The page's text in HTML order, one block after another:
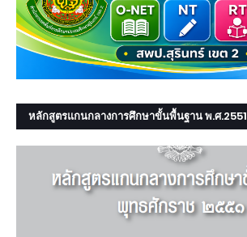
หลักสูตรแกนกลางการศึกษาขั้นพื้นฐาน พ.ศ.2551